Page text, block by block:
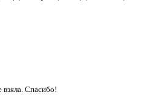
взяла. Спасибо!